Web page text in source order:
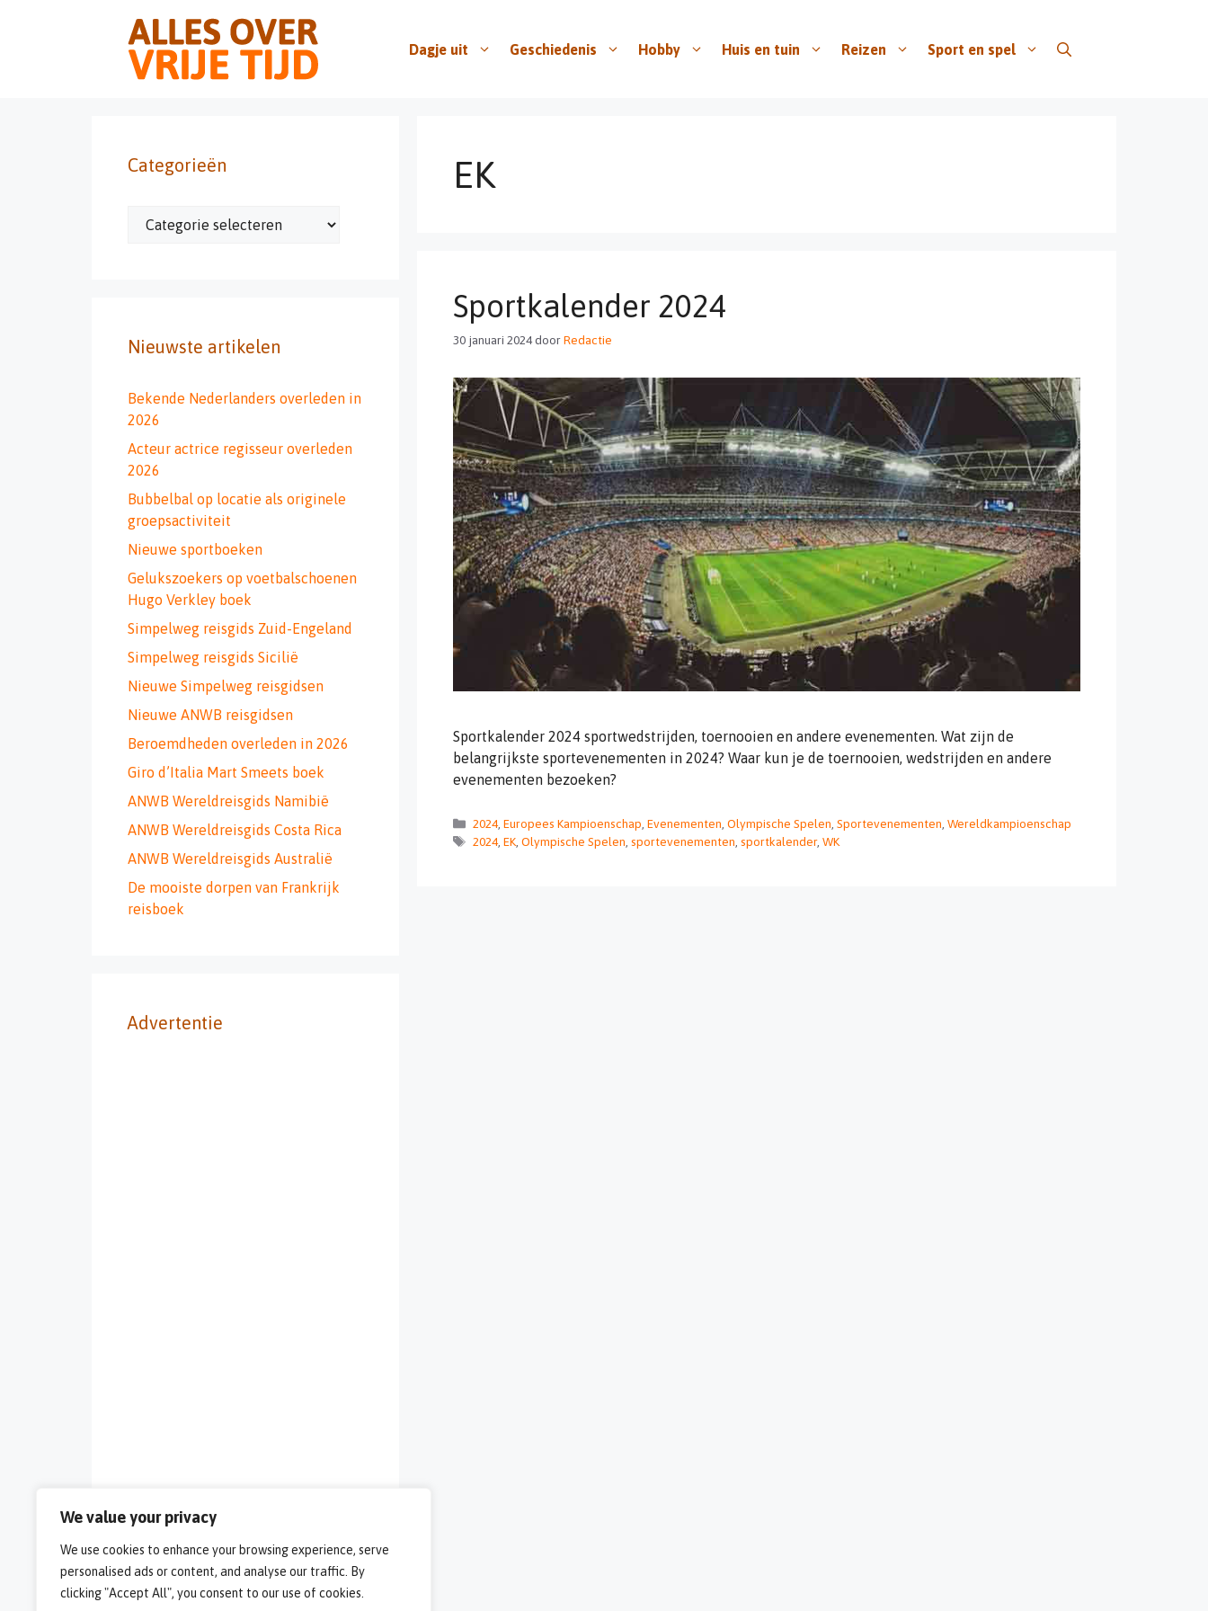
We value your privacy
We use cookies to enhance your browsing experience, serve
personalised ads or content, and analyse our traffic. By
clicking "Accept All", you consent to our use of cookies.
Dagje uit Geschiedenis Hobby Huis en tuin Reizen Sport en spel
EK
Sportkalender 2024
30 januari 2024doorRedactie
Sportkalender 2024 sportwedstrijden, toernooien en andere evenementen. Wat zijn de
belangrijkste sportevenementen in 2024? Waar kun je de toernooien, wedstrijden en andere
evenementen bezoeken?
Categorieën
2024, Europees Kampioenschap Evenementen Olympische Spelen Sportevenementen Wereldkampioenschap
Tags
2024, EK, Olympische Spelen sportevenementen sportkalender, WK
Categorieën
Categorieën
Nieuwste artikelen
Bekende Nederlanders overleden in
2026
Acteur actrice regisseur overleden
2026
Bubbelbal op locatie als originele
groepsactiviteit
Nieuwe sportboeken
Gelukszoekers op voetbalschoenen
Hugo Verkley boek
Simpelweg reisgids Zuid-Engeland
Simpelweg reisgids Sicilië
Nieuwe Simpelweg reisgidsen
Nieuwe ANWB reisgidsen
Beroemdheden overleden in 2026
Giro d’Italia Mart Smeets boek
ANWB Wereldreisgids Namibië
ANWB Wereldreisgids Costa Rica
ANWB Wereldreisgids Australië
De mooiste dorpen van Frankrijk
reisboek
Advertentie